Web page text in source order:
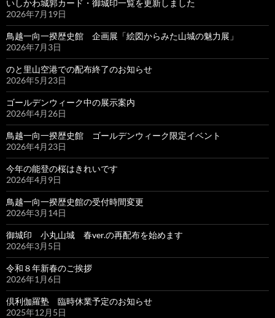
いしかわ城郭カード・御城印一覧を更新しました
2026年7月19日
鳥越一向一揆歴史館 企画展「絵図からみた山城の魅力展」
2026年7月3日
のと里山空港での配布終了のお知らせ
2026年5月23日
ゴールデンウィーク中の展示案内
2026年4月26日
鳥越一向一揆歴史館 ゴールデンウィーク限定イベント
2026年4月23日
今年の能登の桜はきれいです
2026年4月9日
鳥越一向一揆歴史館の受付時間変更
2026年3月14日
御城印 小丸山城 春ver.の再配布を始めます
2026年3月5日
令和８年新春のご挨拶
2026年1月6日
倶利伽羅塾 臨時休業予定のお知らせ
2025年12月5日